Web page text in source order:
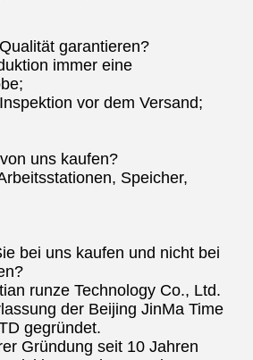
garantieren?
immer eine
vor dem Versand;
uns kaufen?
Speicher,
bei uns kaufen und nicht bei
runze Technology Co., Ltd.
der Beijing JinMa Time
gegründet.
Gründung seit 10 Jahren